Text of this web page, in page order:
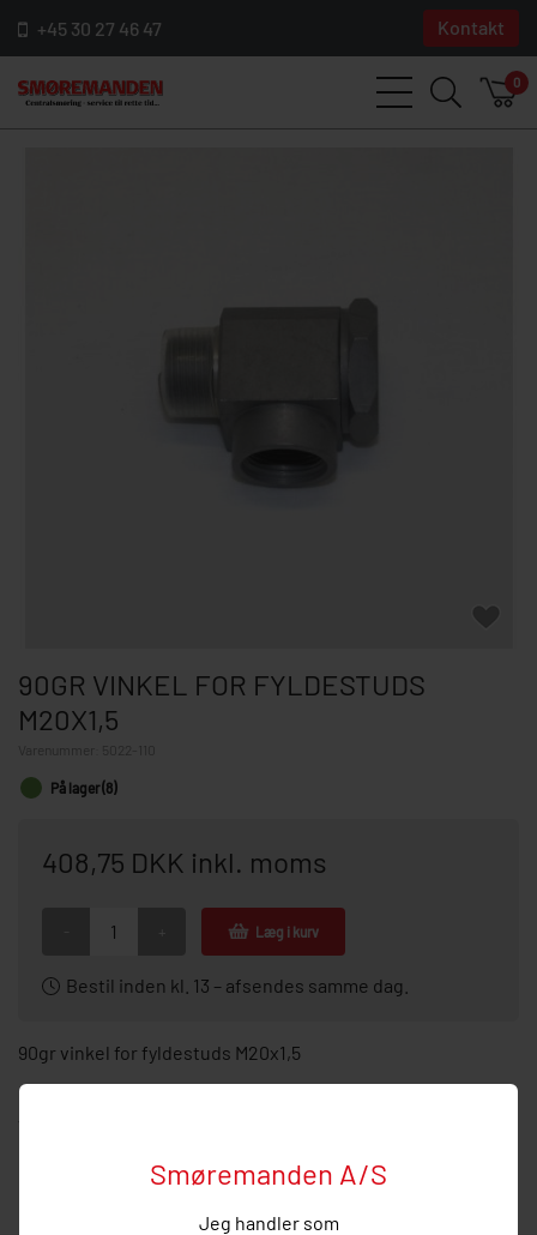
Smøremanden A/S
Jeg handler som
+45 30 27 46 47 Kontakt
0
90GR VINKEL FOR FYLDESTUDS
M20X1,5
5022-110
På lager (8)
408,75 DKK inkl. moms
Læg i kurv
Bestil inden kl. 13 – afsendes samme dag.
90gr vinkel for fyldestuds M20x1,5
Hos Smøremanden vil vi meget gerne hjælpe med